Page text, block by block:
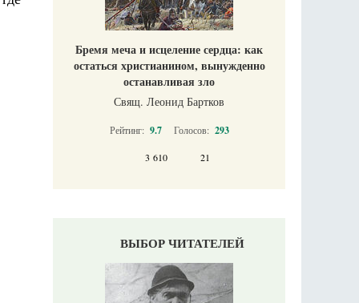
Бремя меча и исцеление сердца: как
остаться христианином, вынужденно
останавливая зло
Свящ. Леонид Бартков
Рейтинг: 9.7 Голосов: 293
3 610 21
ВЫБОР ЧИТАТЕЛЕЙ